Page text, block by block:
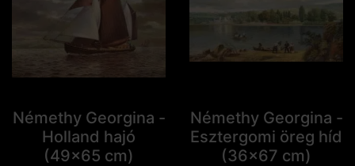
Némethy Georgina -
Holland hajó
(49x65 cm)
Némethy Georgina -
Esztergomi öreg híd
(36x67 cm)